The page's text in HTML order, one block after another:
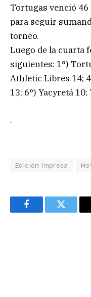
Tortugas venció 46
para seguir
torneo.
Luego de la cuarta
siguientes: 1°)
Athletic Libres 14;
13; 6°) Yacyretá
.
Edición Impresa
FacebookTwitter